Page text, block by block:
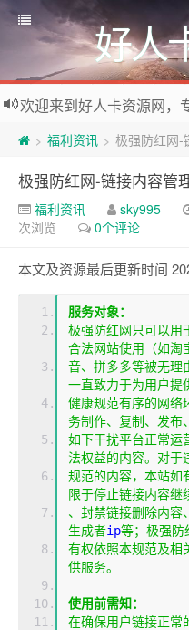
好人
> 福利资讯 > 极强防红网-
极强防红网-链接内容管
福利资讯 sky995
次浏览
0个评论
本文及资源最后更新时间
服务对象：
极强防红网只可以用
合法网站使用（如淘
音、拼多多等被无理
一直致力于为用户提
健康规范有序的网络
务制作、复制、发布
如下干扰平台正常运
法权益的内容。对于
规范的内容，本站如
限于停止链接内容继
、封禁链接删除内容
生成者ip等；极强防
有权依照本规范及相
供服务。
使用前需知：
在确保用户链接正常